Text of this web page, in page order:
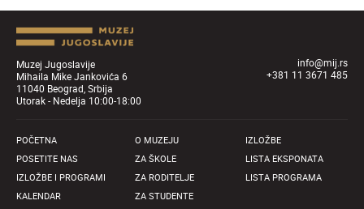
Muzej Jugoslavije
Mihaila Mike Jankovića 6
11040 Beograd, Srbija
Utorak - Nedelja 10:00-18:00
info@mij.rs
+381 11 3671 485
POČETNA
POSETITE NAS
IZLOŽBE I PROGRAMI
KALENDAR
O MUZEJU
ZA ŠKOLE
ZA RODITELJE
ZA STUDENTE
IZLOŽBE
LISTA EKSPONATA
LISTA PROGRAMA